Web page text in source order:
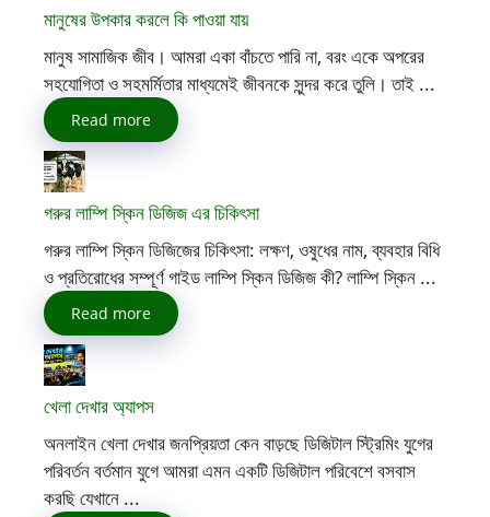
মানুষের উপকার করলে কি পাওয়া যায়
মানুষ সামাজিক জীব। আমরা একা বাঁচতে পারি না, বরং একে অপরের
সহযোগিতা ও সহমর্মিতার মাধ্যমেই জীবনকে সুন্দর করে তুলি। তাই ...
Read more
গরুর লাম্পি স্কিন ডিজিজ এর চিকিৎসা
গরুর লাম্পি স্কিন ডিজিজের চিকিৎসা: লক্ষণ, ওষুধের নাম, ব্যবহার বিধি
ও প্রতিরোধের সম্পূর্ণ গাইড লাম্পি স্কিন ডিজিজ কী? লাম্পি স্কিন ...
Read more
খেলা দেখার অ্যাপস
অনলাইন খেলা দেখার জনপ্রিয়তা কেন বাড়ছে ডিজিটাল স্ট্রিমিং যুগের
পরিবর্তন বর্তমান যুগে আমরা এমন একটি ডিজিটাল পরিবেশে বসবাস
করছি যেখানে ...